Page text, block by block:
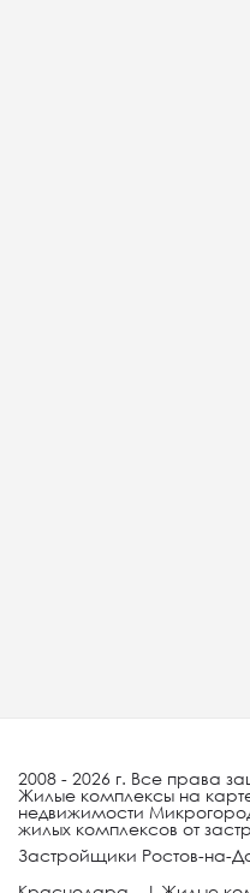
2008 - 2026 г. Все права
Жилые комплексы на
недвижимости
жилых комплексов от
Застройщики Ростов-на-